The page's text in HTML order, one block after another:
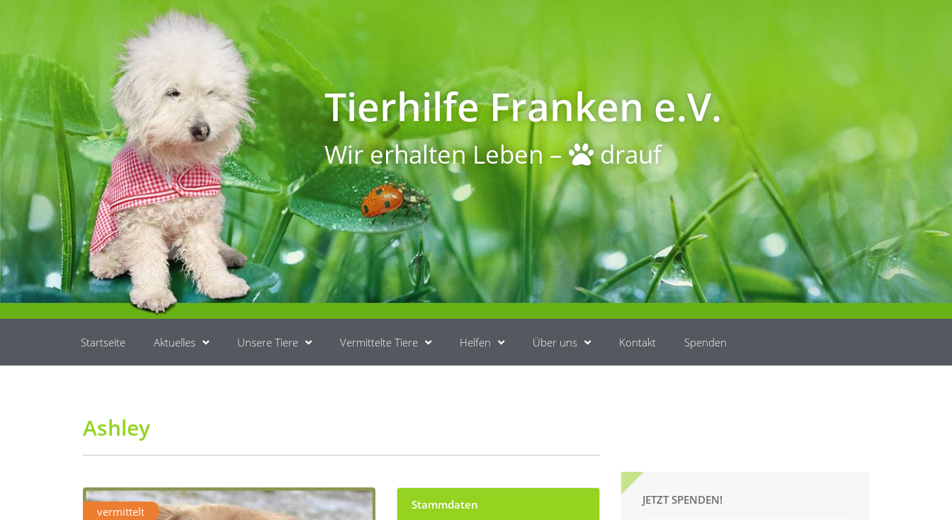
Tierhilfe Franken e.V.
Wir erhalten Leben – drauf
Startseite Aktuelles Unsere Tiere Vermittelte Tiere Helfen Über uns Kontakt Spenden
Ashley
vermittelt Stammdaten JETZT SPENDEN!